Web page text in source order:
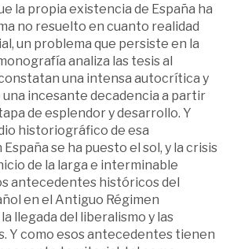
la propia existencia de España ha
no resuelto en cuanto realidad
un problema que persiste en la
analiza las tesis al
una intensa autocrítica y
una incesante decadencia a partir
de esplendor y desarrollo. Y
historiográfico de esa
se ha puesto el sol, y la crisis
de la larga e interminable
antecedentes históricos del
en el Antiguo Régimen
llegada del liberalismo y las
Y como esos antecedentes tienen